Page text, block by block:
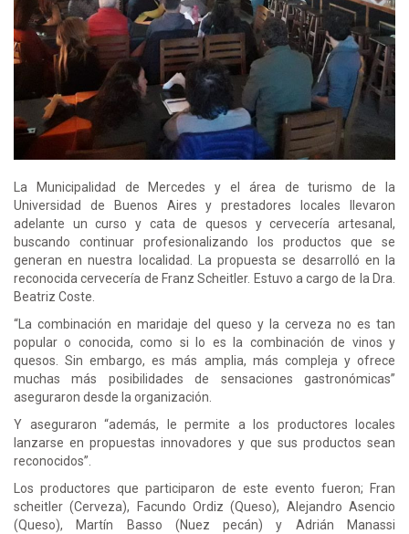
La Municipalidad de Mercedes y el área de turismo de la
Universidad de Buenos Aires y prestadores locales llevaron
adelante un curso y cata de quesos y cervecería artesanal,
buscando continuar profesionalizando los productos que se
generan en nuestra localidad. La propuesta se desarrolló en la
reconocida cervecería de Franz Scheitler. Estuvo a cargo de la Dra.
Beatriz Coste.
“La combinación en maridaje del queso y la cerveza no es tan
popular o conocida, como si lo es la combinación de vinos y
quesos. Sin embargo, es más amplia, más compleja y ofrece
muchas más posibilidades de sensaciones gastronómicas”
aseguraron desde la organización.
Y aseguraron “además, le permite a los productores locales
lanzarse en propuestas innovadores y que sus productos sean
reconocidos”.
Los productores que participaron de este evento fueron; Fran
scheitler (Cerveza), Facundo Ordiz (Queso), Alejandro Asencio
(Queso), Martín Basso (Nuez pecán) y Adrián Manassi